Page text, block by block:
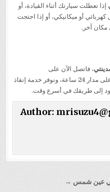
إذا تعطلت سيارتك أثناء القيادة، أو
أو ميكانيكي، أو إذا احتجت
مكان آخر.
، فاتصل الآن على
. نحن جاهزون لخدمتك على مدار 24 ساعة، ونوفر خدمة إنقاذ
إلى طريقك في أسرع وقت.
Author:
عين شمس →